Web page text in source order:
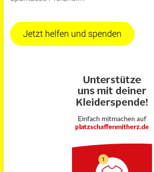
Jetzt helfen und spenden